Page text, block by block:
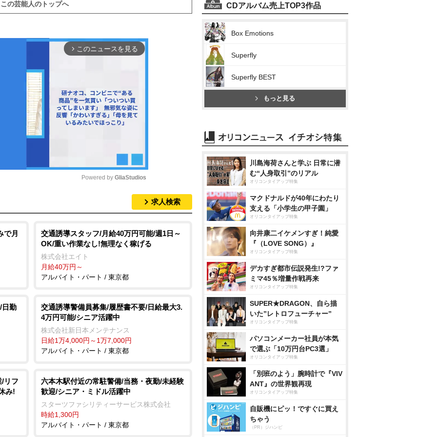
この芸能人のトップへ
arrow_forward_ios このニュースを見る
t
e
Powered by GliaStudios
求人検索
で月
交通誘導スタッフ/月給40万円可能/週1日～
OK/重い作業なし!無理なく稼げる
株式会社エイト
月給40万円～
アルバイト・パート / 東京都
日勤
交通誘導警備員募集/履歴書不要/日給最大3.
4万円可能/シニア活躍中
株式会社新日本メンテナンス
日給1万4,000円～1万7,000円
アルバイト・パート / 東京都
リフ
み!
六本木駅付近の常駐警備/当務・夜勤/未経験
歓迎/シニア・ミドル活躍中
スターツファシリティーサービス株式会社
時給1,300円
アルバイト・パート / 東京都
CDアルバム売上TOP3作品
Box Emotions
Superfly
Superfly BEST
もっと見る
川島海荷さんと学ぶ 日常に潜
む“人身取引”のリアル
オリコンタイアップ特集
マクドナルドが40年にわたり
支える「小学生の甲子園」
オリコンタイアップ特集
向井康二イケメンすぎ！純愛
『（LOVE SONG）』
オリコンタイアップ特集
デカすぎ都市伝説発生!?ファ
ミマ45％増量作戦再来
オリコンタイアップ特集
SUPER★DRAGON、自ら描
いた”レトロフューチャー”
オリコンタイアップ特集
パソコンメーカー社員が本気
で選ぶ「10万円台PC3選」
オリコンタイアップ特集
「別班のよう」腕時計で『VIV
ANT』の世界観再現
オリコンタイアップ特集
自販機にピッ！ですぐに買え
ちゃう
（PR）ジハンピ